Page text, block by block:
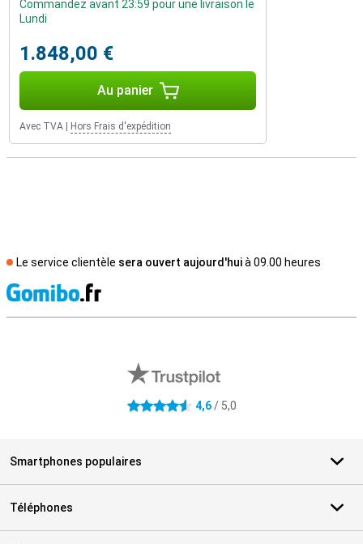
Commandez avant 23:59 pour une livraison le
Lundi
1.848,00 €
Au panier
Avec TVA Hors Frais d'expédition
Le service clientèle sera ouvert aujourd'huià 09.00 heures
4.6 étoiles 4,6/ 5,0
Smartphones populaires
Téléphones